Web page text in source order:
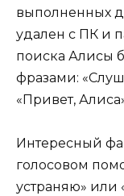
выполненных
удален с ПК и
поиска Алисы
фразами:
«Привет,
Интересный
голосовом
устраняю» или